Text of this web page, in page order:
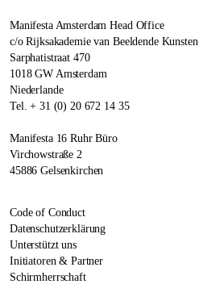
Manifesta Amsterdam Head Office
c/o Rijksakademie van Beeldende Kunsten
Sarphatistraat 470
1018 GW Amsterdam
Niederlande
Tel. + 31 (0) 20 672 14 35
Manifesta 16 Ruhr Büro
Virchowstraße 2
45886 Gelsenkirchen
Code of Conduct
Datenschutzerklärung
Unterstützt uns
Initiatoren & Partner
Schirmherrschaft